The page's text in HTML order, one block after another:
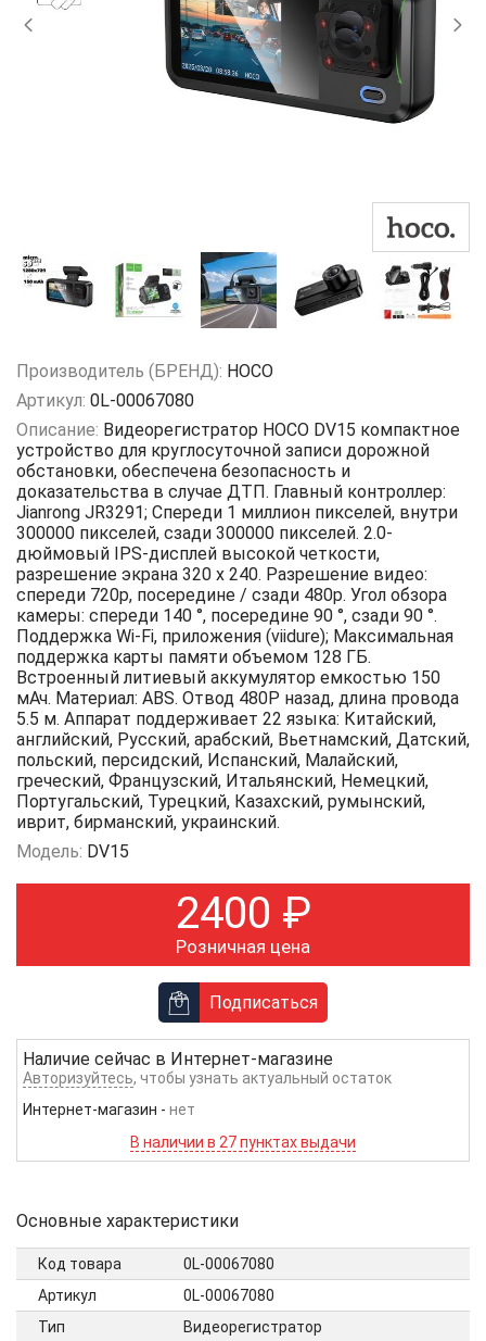
Производитель (БРЕНД): HOCO
Артикул: 0L-00067080
Описание: Видеорегистратор HOCO DV15 компактное
устройство для круглосуточной записи дорожной
обстановки, обеспечена безопасность и
доказательства в случае ДТП. Главный контроллер:
Jianrong JR3291; Спереди 1 миллион пикселей, внутри
300000 пикселей, сзади 300000 пикселей. 2.0-
дюймовый IPS-дисплей высокой четкости,
разрешение экрана 320 x 240. Разрешение видео:
спереди 720p, посередине / сзади 480p. Угол обзора
камеры: спереди 140 °, посередине 90 °, сзади 90 °.
Поддержка Wi-Fi, приложения (viidure); Максимальная
поддержка карты памяти объемом 128 ГБ.
Встроенный литиевый аккумулятор емкостью 150
мАч. Материал: ABS. Отвод 480P назад, длина провода
5.5 м. Аппарат поддерживает 22 языка: Китайский,
английский, Русский, арабский, Вьетнамский, Датский,
польский, персидский, Испанский, Малайский,
греческий, Французский, Итальянский, Немецкий,
Португальский, Турецкий, Казахский, румынский,
иврит, бирманский, украинский.
Модель: DV15
2400 ₽
Розничная цена
Подписаться
Наличие сейчас в Интернет-магазине
Авторизуйтесь, чтобы узнать актуальный остаток
Интернет-магазин - нет
В наличии в 27 пунктах выдачи
Основные характеристики
Код товара
0L-00067080
Артикул
0L-00067080
Тип
Видеорегистратор